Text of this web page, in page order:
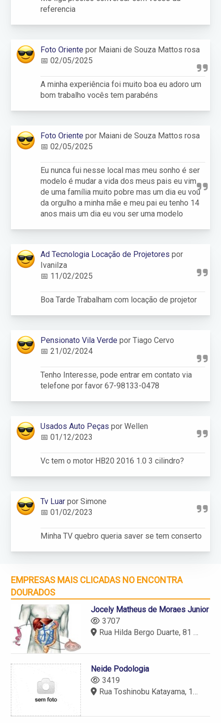
referencia
Foto Oriente por Maiani de Souza Mattos rosa
📅 02/05/2025
A minha experiência foi muito boa eu adoro um
bom trabalho vocês tem parabéns
Foto Oriente por Maiani de Souza Mattos rosa
📅 02/05/2025
Eu nunca fui nesse local mas meu sonho é ser
modelo é mudar a vida dos meus pais eu vim
de uma família muito pobre mas um dia eu vou
da orgulho a minha mãe e meu pai eu tenho 14
anos mais um dia eu vou ser uma modelo
Ad Tecnologia Locação de Projetores por
Ivanilza
📅 11/02/2025
Boa Tarde Trabalham com locação de projetor
Pensionato Vila Verde por Tiago Cervo
📅 21/02/2024
Tenho Interesse, pode entrar em contato via
telefone por favor 67-98133-0478
Usados Auto Peças por Wellen
📅 01/12/2023
Vc tem o motor HB20 2016 1.0 3 cilindro?
Tv Luar por Simone
📅 01/02/2023
Minha TV quebro queria saver se tem conserto
EMPRESAS MAIS CLICADAS NO ENCONTRA
DOURADOS
Jocely Matheus de Moraes Junior
3707
Rua Hilda Bergo Duarte, 81 - Dourados - MS - 79806-020
Neide Podologia
3419
Rua Toshinobu Katayama, 1440 - Dourados - MS